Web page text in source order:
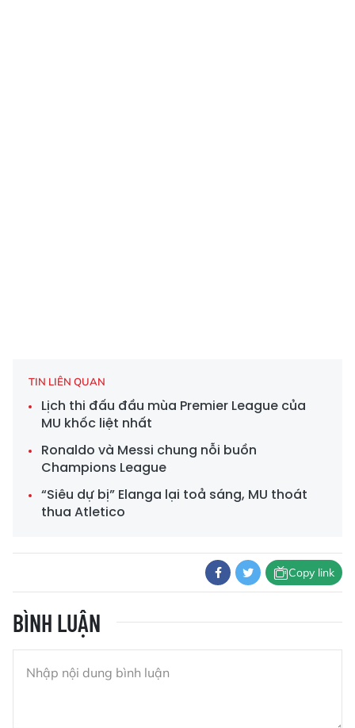
TIN LIÊN QUAN
Lịch thi đấu đầu mùa Premier League của
MU khốc liệt nhất
Ronaldo và Messi chung nỗi buồn
Champions League
“Siêu dự bị” Elanga lại toả sáng, MU thoát
thua Atletico
Copy link
BÌNH LUẬN